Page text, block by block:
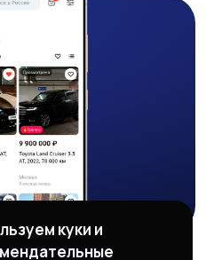
куки и